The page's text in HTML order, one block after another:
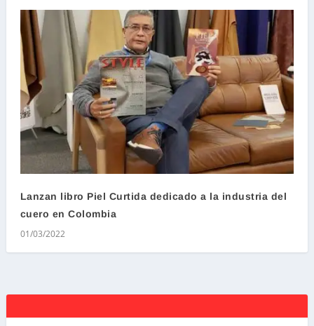
Lanzan libro Piel Curtida dedicado a la industria del
cuero en Colombia
01/03/2022